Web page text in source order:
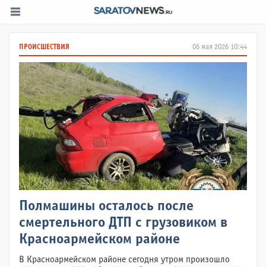
06 мая 2026 10:44
ПРОИСШЕСТВИЯ
Полмашины осталось после
смертельного ДТП с грузовиком в
Красноармейском районе
В Красноармейском районе сегодня утром произошло